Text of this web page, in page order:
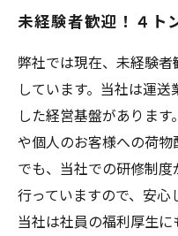
未経験者歓迎！４ト
弊社では現在、未経験
しています。当社は運
した経営基盤がありま
や個人のお客様への荷
でも、当社での研修制
行っていますので、安心
当社は社員の福利厚生